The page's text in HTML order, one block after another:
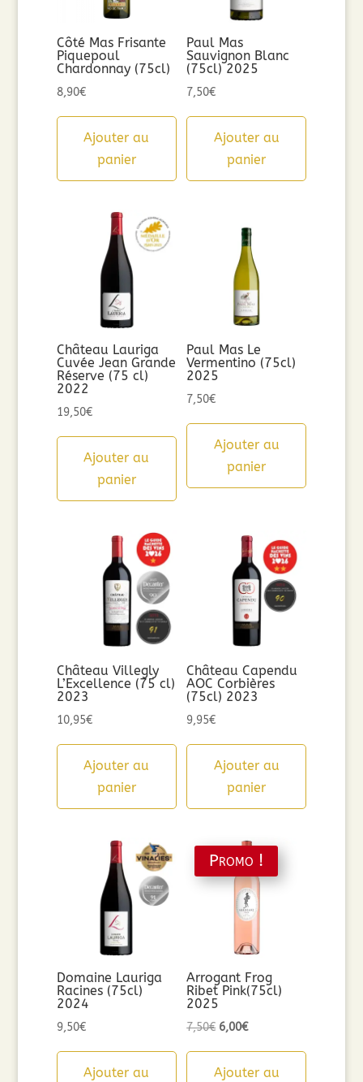
Côté Mas Frisante
Piquepoul
Chardonnay (75cl)
8,90€
Ajouter au
panier
Paul Mas
Sauvignon Blanc
(75cl) 2025
7,50€
Ajouter au
panier
Château Lauriga
Cuvée Jean Grande
Réserve (75 cl)
2022
19,50€
Ajouter au
panier
Paul Mas Le
Vermentino (75cl)
2025
7,50€
Ajouter au
panier
Château Villegly
L’Excellence (75 cl)
2023
10,95€
Ajouter au
panier
Château Capendu
AOC Corbières
(75cl) 2023
9,95€
Ajouter au
panier
Domaine Lauriga
Racines (75cl)
2024
9,50€
Ajouter au
Promo !
Arrogant Frog
Ribet Pink(75cl)
2025
7,50€ Le
initial
6,00€Le
actuel
Ajouter au